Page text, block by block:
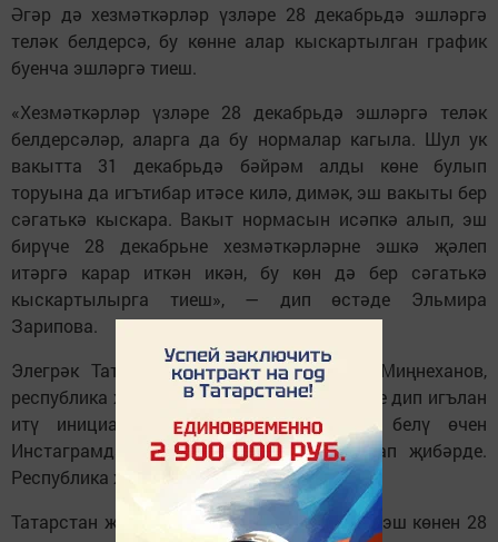
Әгәр дә хезмәткәрләр үзләре 28 декабрьдә эшләргә
теләк белдерсә, бу көнне алар кыскартылган график
буенча эшләргә тиеш.
«Хезмәткәрләр үзләре 28 декабрьдә эшләргә теләк
белдерсәләр, аларга да бу нормалар кагыла. Шул ук
вакытта 31 декабрьдә бәйрәм алды көне булып
торуына да игътибар итәсе килә, димәк, эш вакыты бер
сәгатькә кыскара. Вакыт нормасын исәпкә алып, эш
бирүче 28 декабрьне хезмәткәрләрне эшкә җәлеп
итәргә карар иткән икән, бу көн дә бер сәгатькә
кыскартылырга тиеш», — дип өстәде Эльмира
Зарипова.
Элегрәк Татарстан Президенты Рөстәм Миңнеханов,
республика халкының 31 декабрьне ял көне дип игълан
итү инициативасы буенча фикерләрен белү өчен
Инстаграмда ачык тавыш бирүне башлап җибәрде.
Республика халкы идеяне хуплады.
Татарстан җитәкчесенең Яңа ел алдыннан эш көнен 28